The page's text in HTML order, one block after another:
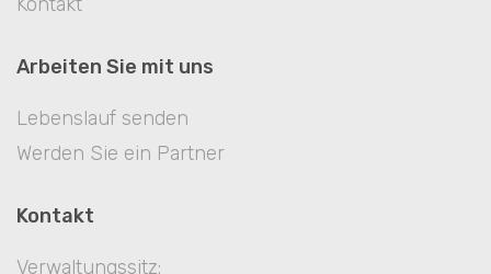
Arbeiten Sie mit uns
Lebenslauf senden
Werden Sie ein Partner
Kontakt
Verwaltungssitz: